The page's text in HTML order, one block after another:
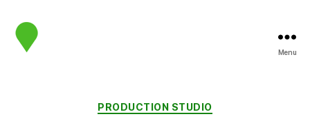
Menu
Categories
PRODUCTION STUDIO